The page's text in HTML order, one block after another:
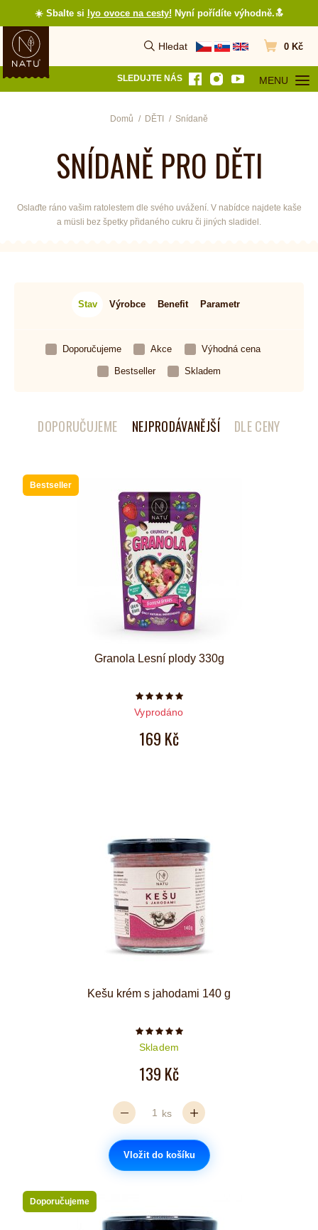
☀️ Sbalte si lyo ovoce na cesty! Nyní pořídíte výhodně.🔝
Hledat
Vyhledat Přejít do
0 Kč
SLEDUJTE NÁS MENU
OTEVŘÍT
Domů DĚTI Snídaně
SNÍDANĚ PRO DĚTI
Oslaďte ráno vašim ratolestem dle svého uvážení. V nabídce najdete kaše
a müsli bez špetky přidaného cukru či jiných sladidel.
Stav Výrobce Benefit Parametr
Doporučujeme Akce Výhodná cena
Bestseller Skladem
DOPORUČUJEME NEJPRODÁVANĚJŠÍ DLE CENY
Bestseller
Granola Lesní plody 330g
Počet hvězdiček je 5 z 5
Vyprodáno
169 Kč
Kešu krém s jahodami 140 g
Počet hvězdiček je 5 z 5
Skladem
139 Kč
ks
Vložit do košíku
Doporučujeme